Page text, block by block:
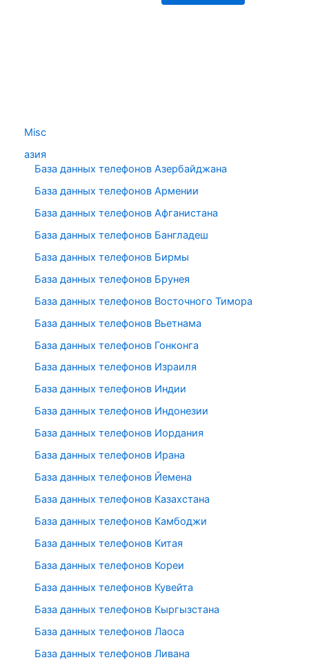
Misc
азия
База данных телефонов Азербайджана
База данных телефонов Армении
База данных телефонов Афганистана
База данных телефонов Бангладеш
База данных телефонов Бирмы
База данных телефонов Брунея
База данных телефонов Восточного Тимора
База данных телефонов Вьетнама
База данных телефонов Гонконга
База данных телефонов Израиля
База данных телефонов Индии
База данных телефонов Индонезии
База данных телефонов Иордания
База данных телефонов Ирана
База данных телефонов Йемена
База данных телефонов Казахстана
База данных телефонов Камбоджи
База данных телефонов Китая
База данных телефонов Кореи
База данных телефонов Кувейта
База данных телефонов Кыргызстана
База данных телефонов Лаоса
База данных телефонов Ливана